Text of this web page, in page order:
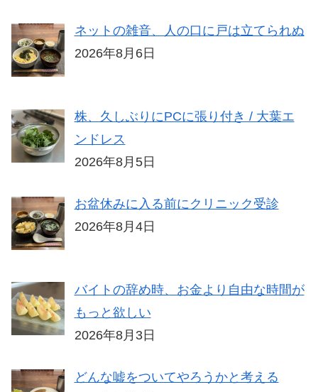
ネットの雑音、人の口に戸は立てられぬ
2026年8月6日
株、久しぶりにPCに張り付き / 大葉エ
ンドレス
2026年8月5日
お盆休みに入る前にクリニック受診
2026年8月4日
バイトの辞め時、お金より自由な時間が
もっと欲しい
2026年8月3日
どんな嘘をついてやろうかと考える